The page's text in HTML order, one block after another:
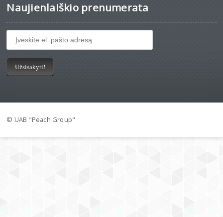
Naujienlaiškio prenumerata
© UAB "Peach Group"